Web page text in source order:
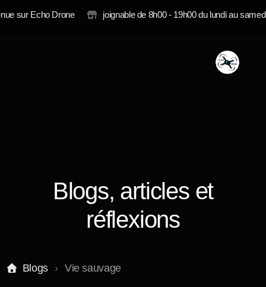
sur Echo Drone joignable de 8h00 - 19h00 du lundi au
Blogs, articles et
réflexions
Blogs Vie sauvage
Imagerie Technique